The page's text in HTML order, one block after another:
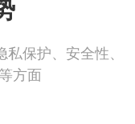
保护、安全性、
方面